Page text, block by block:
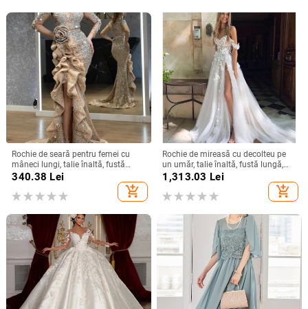
Rochie de seară pentru femei cu
mâneci lungi, talie înaltă, fustă
lungă, țesătură spray metalică,
340.38 Lei
add_shopping_cart
Rochie de mireasă cu decolteu pe
un umăr, talie înaltă, fustă lungă,
poliester
1,313.03 Lei
add_shopping_cart